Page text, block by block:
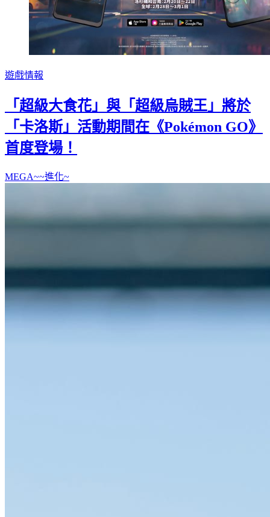
遊戲情報
「超級大食花」與「超級烏賊王」將於
「卡洛斯」活動期間在《Pokémon GO》
首度登場！
MEGA~~進化~